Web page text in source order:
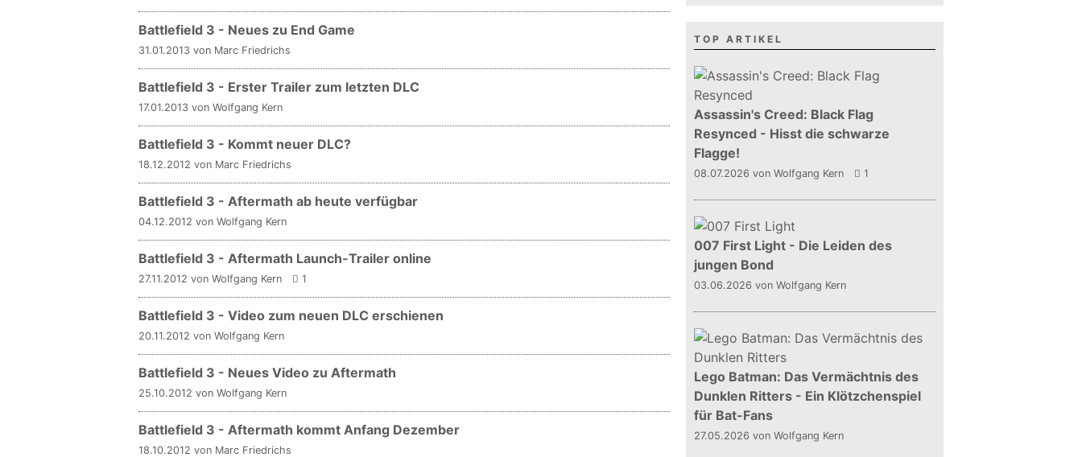
Battlefield 3 - Neues zu End Game
31.01.2013 von Marc Friedrichs
Battlefield 3 - Erster Trailer zum letzten DLC
17.01.2013 von Wolfgang Kern
Battlefield 3 - Kommt neuer DLC?
18.12.2012 von Marc Friedrichs
Battlefield 3 - Aftermath ab heute verfügbar
04.12.2012 von Wolfgang Kern
Battlefield 3 - Aftermath Launch-Trailer online
27.11.2012 von Wolfgang Kern 1
Battlefield 3 - Video zum neuen DLC erschienen
20.11.2012 von Wolfgang Kern
Battlefield 3 - Neues Video zu Aftermath
25.10.2012 von Wolfgang Kern
Battlefield 3 - Aftermath kommt Anfang Dezember
18.10.2012 von Marc Friedrichs
TOP ARTIKEL
Assassin's Creed: Black Flag
Resynced - Hisst die schwarze
Flagge!
08.07.2026 von Wolfgang Kern 1
007 First Light - Die Leiden des
jungen Bond
03.06.2026 von Wolfgang Kern
Lego Batman: Das Vermächtnis des
Dunklen Ritters - Ein Klötzchenspiel
für Bat-Fans
27.05.2026 von Wolfgang Kern